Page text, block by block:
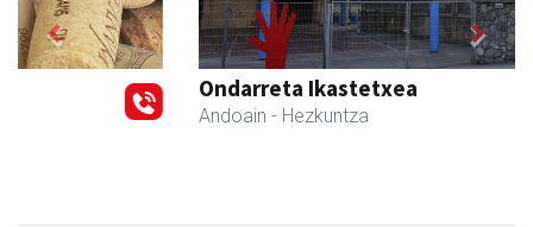
Ondarreta Ikastetxea
- Hezkuntza
Previous Next